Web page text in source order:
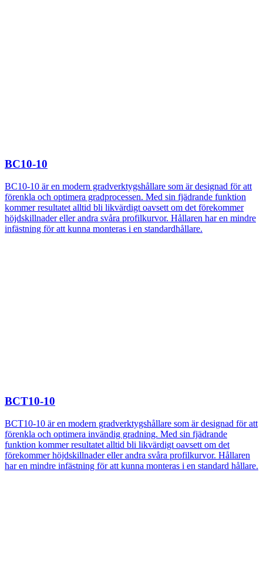
BC10-10
BC10-10 är en modern gradverktygshållare som är designad för att
förenkla och optimera gradprocessen. Med sin fjädrande funktion
kommer resultatet alltid bli likvärdigt oavsett om det förekommer
höjdskillnader eller andra svåra profilkurvor. Hållaren har en mindre
infästning för att kunna monteras i en standardhållare.
BCT10-10
BCT10-10 är en modern gradverktygshållare som är designad för att
förenkla och optimera invändig gradning. Med sin fjädrande
funktion kommer resultatet alltid bli likvärdigt oavsett om det
förekommer höjdskillnader eller andra svåra profilkurvor. Hållaren
har en mindre infästning för att kunna monteras i en standard hållare.